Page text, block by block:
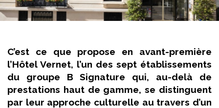
C’est ce que propose en avant-première
l’Hôtel Vernet, l’un des sept établissements
du groupe B Signature qui, au-delà de
prestations haut de gamme, se distinguent
par leur approche culturelle au travers d’un